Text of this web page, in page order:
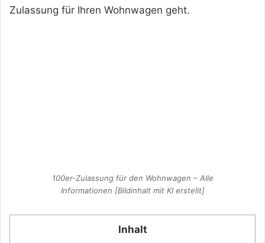
Zulassung für Ihren Wohnwagen geht.
100er-Zulassung für den Wohnwagen – Alle
Informationen [Bildinhalt mit KI erstellt]
Inhalt